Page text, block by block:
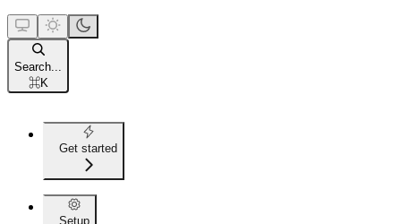
Search...
⌘K
Get started
Setup